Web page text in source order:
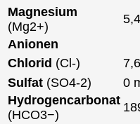
Magnesium
(Mg2+)
Anionen
Chlorid (Cl-)
Sulfat (SO4-2) 0
Hydrogencarbonat
(HCO3−)